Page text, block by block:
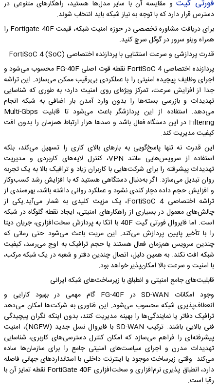
فورتی گیتو مقایسه آن با سایر مدل‌ها هستید، راهکارهای متنوعی در
دسترس قرار دارد که با توجه به نیاز شبکه باید انتخاب شوند.
برای دریافت مشاوره تخصصی در حوزه امنیت شبکه، قیمت Fortigate 40F را
همراه وینو سرور در گوگل سرچ کنید.
قدرت پردازشی و سرعت استثنایی با پردازنده اختصاصی FortiSoC 4 (SoC)
پردازنده اختصاصی FortiSoC 4 نقطه قوت اصلی FG-40F محسوب می‌شود و
اجرای وظایف پیچیده امنیتی را با عملکردی بی‌رقیب ممکن می‌سازد. این تراشه
جدا از افزایش سرعت، تمرکز ویژه‌ای روی امنیت دارد؛ به طوری که شناسایی
تهدیدات و بازرسی بسته‌ها را بدون وارد آمدن بار اضافی به شبکه انجام
می‌دهد. استفاده از این پردازشگر باعث می‌شود تا قابلیت Multi-Gbps
Filtering در این دستگاه فعال باشد و صدها هزار ارتباط همزمان را بدون افت
کیفیت مدیریت کند.
این قدرت نه تنها پاسخ‌گویی به بارهای بالای کاری را تسهیل می‌کند، بلکه
استفاده از سرویس‌هایی مانند VPN، کنترل لایه‌های کاربردی و مدیریت
تهدیدات پیشرفته را برای شرکت‌هایی با کاربران زیاد و ترافیک بالا به یک تجربه
روان تبدیل می‌سازد. اگر به‌دنبال دستگاهی هستید که با افزایش رشد کسب‌وکار
و افزایش حجم داده دچار کندی نشود و عملکرد روانی داشته باشد، بهره‌مندی از
تراشه اختصاصی FortiSoC 4، یک مزیت کلیدی به شمار می‌آید.یکی از
چالش‌های معمول در بسیاری از راهکارهای امنیتی، ایجاد نقطه گلوگاه در شبکه
است. اما فایروال فورتی گیت 40F با اتکا به پردازش سخت‌افزاری، جریان دیتا
را با تأخیر پایین پردازش می‌کند. این مزیت باعث می‌شود حتی زمانی که
چندین سرویس هم‌زمان فعال هستند یا حجم ترافیک به اوج می‌رسد، کیفیت
شبکه افت نکند. به همین دلیل، اتصال چندین دفتر و شعبه در یک شبکه مرکب،
با امنیت و سرعت بالا امکان‌پذیر خواهد بود.
قابلیت‌های جامع امنیتی و انطباق با زیرساخت‌های شبکه ایرانی
وجود امکانات SD-WAN در FG-40F گام مهمی در بهبود کارایی و
انعطاف‌پذیری شبکه محسوب می‌شود. این فناوری به شرکت‌ها امکان می‌دهد
ترافیک دفاتر یا نمایندگی‌ها را بهینه مدیریت کنند، بدون اینکه نگران پیچیدگی
فنی بالایی باشند. ترکیب SD-WAN با فایروال نسل جدید (NGFW)، امنیت
پیشرفته‌ای را فراهم می‌سازد که امکان کنترل دسترسی‌های کاربری، شناسایی
تهدیدات مدرن و اجرای سیاست‌های امنیتی جامع را برای سازمان‌ها ساده
می‌کند. وقتی زیرساخت موجود یا اینترنت داخلی با استانداردهای جهانی فاصله
دارد، انطباق پذیری نرم‌افزاری و سخت‌افزاری FortiGate 40F نقطه تمایز آن با
رقبا است.